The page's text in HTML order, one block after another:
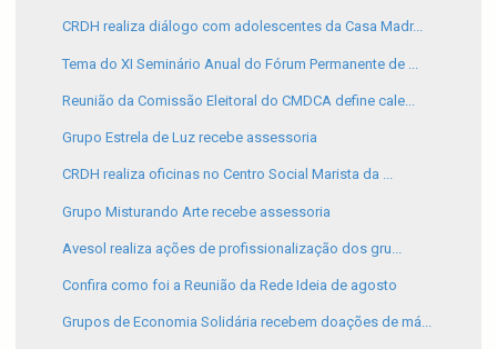
CRDH realiza diálogo com adolescentes da Casa Madr...
Tema do XI Seminário Anual do Fórum Permanente de ...
Reunião da Comissão Eleitoral do CMDCA define cale...
Grupo Estrela de Luz recebe assessoria
CRDH realiza oficinas no Centro Social Marista da ...
Grupo Misturando Arte recebe assessoria
Avesol realiza ações de profissionalização dos gru...
Confira como foi a Reunião da Rede Ideia de agosto
Grupos de Economia Solidária recebem doações de má...